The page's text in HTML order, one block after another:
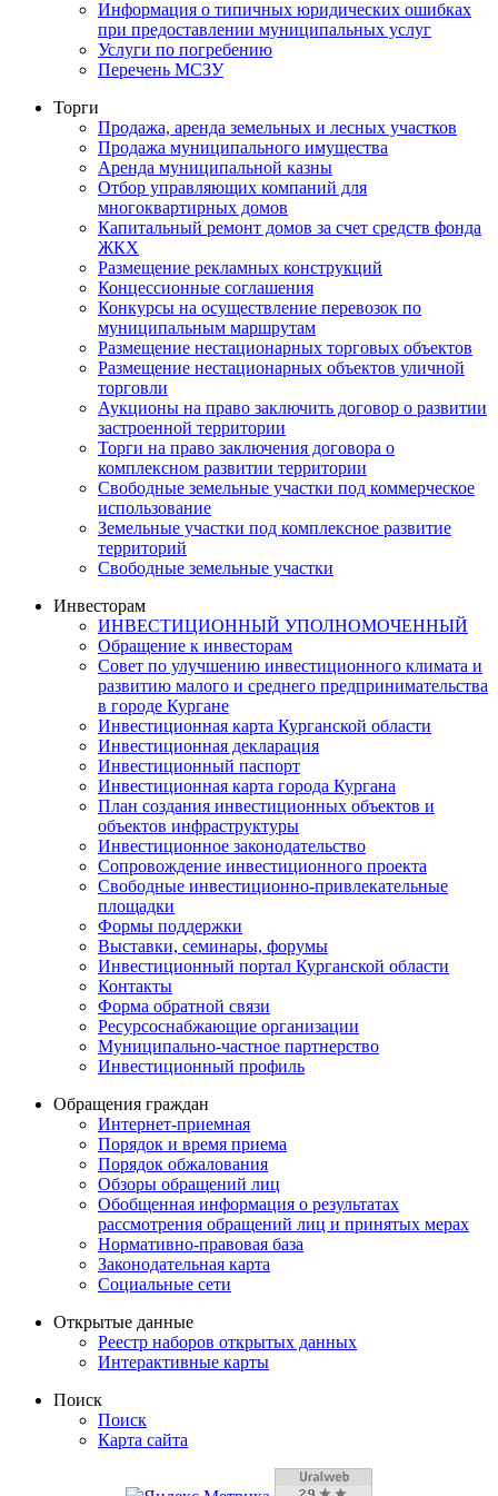
Информация о типичных юридических ошибках
при предоставлении муниципальных услуг
Услуги по погребению
Перечень МСЗУ
Торги
Продажа, аренда земельных и лесных участков
Продажа муниципального имущества
Аренда муниципальной казны
Отбор управляющих компаний для
многоквартирных домов
Капитальный ремонт домов за счет средств фонда
ЖКХ
Размещение рекламных конструкций
Концессионные соглашения
Конкурсы на осуществление перевозок по
муниципальным маршрутам
Размещение нестационарных торговых объектов
Размещение нестационарных объектов уличной
торговли
Аукционы на право заключить договор о развитии
застроенной территории
Торги на право заключения договора о
комплексном развитии территории
Свободные земельные участки под коммерческое
использование
Земельные участки под комплексное развитие
территорий
Свободные земельные участки
Инвесторам
ИНВЕСТИЦИОННЫЙ УПОЛНОМОЧЕННЫЙ
Обращение к инвесторам
Совет по улучшению инвестиционного климата и
развитию малого и среднего предпринимательства
в городе Кургане
Инвестиционная карта Курганской области
Инвестиционная декларация
Инвестиционный паспорт
Инвестиционная карта города Кургана
План создания инвестиционных объектов и
объектов инфраструктуры
Инвестиционное законодательство
Сопровождение инвестиционного проекта
Свободные инвестиционно-привлекательные
площадки
Формы поддержки
Выставки, семинары, форумы
Инвестиционный портал Курганской области
Контакты
Форма обратной связи
Ресурсоснабжающие организации
Муниципально-частное партнерство
Инвестиционный профиль
Обращения граждан
Интернет-приемная
Порядок и время приема
Порядок обжалования
Обзоры обращений лиц
Обобщенная информация о результатах
рассмотрения обращений лиц и принятых мерах
Нормативно-правовая база
Законодательная карта
Социальные сети
Открытые данные
Реестр наборов открытых данных
Интерактивные карты
Поиск
Поиск
Карта сайта